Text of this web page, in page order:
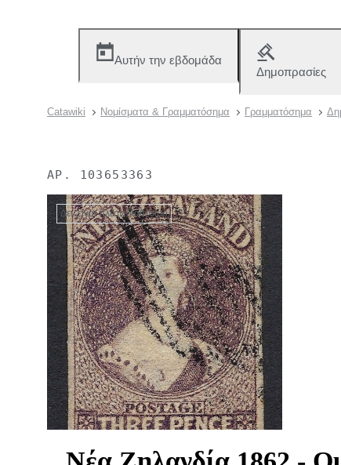
Αυτήν την εβδομάδα
Δημοπρασίες
Catawiki Νομίσματα & Γραμματόσημα Γραμματόσημα
ΑΡ. 103653363
Δεν είναι πλέον διαθέσιμο